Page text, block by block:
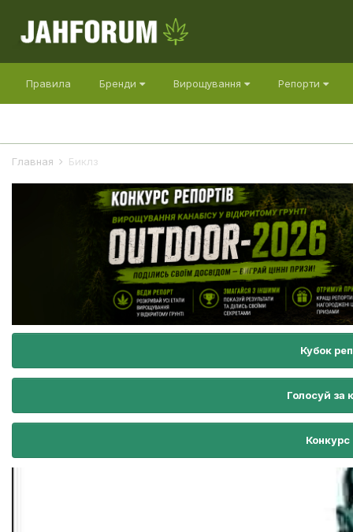
Правила Бренди Вирощування Репорти
Главная Биклз
Кубок
Голосуй